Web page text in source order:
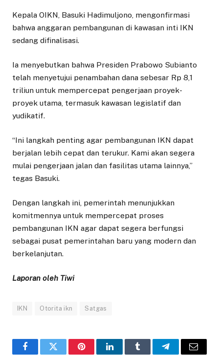
Kepala OIKN, Basuki Hadimuljono, mengonfirmasi
bahwa anggaran pembangunan di kawasan inti IKN
sedang difinalisasi.
Ia menyebutkan bahwa Presiden Prabowo Subianto
telah menyetujui penambahan dana sebesar Rp 8,1
triliun untuk mempercepat pengerjaan proyek-
proyek utama, termasuk kawasan legislatif dan
yudikatif.
“Ini langkah penting agar pembangunan IKN dapat
berjalan lebih cepat dan terukur. Kami akan segera
mulai pengerjaan jalan dan fasilitas utama lainnya,”
tegas Basuki.
Dengan langkah ini, pemerintah menunjukkan
komitmennya untuk mempercepat proses
pembangunan IKN agar dapat segera berfungsi
sebagai pusat pemerintahan baru yang modern dan
berkelanjutan.
Laporan oleh Tiwi
IKN Otorita ikn Satgas
FacebookTwitter PinterestLinkedInTumblr TelegramEmail